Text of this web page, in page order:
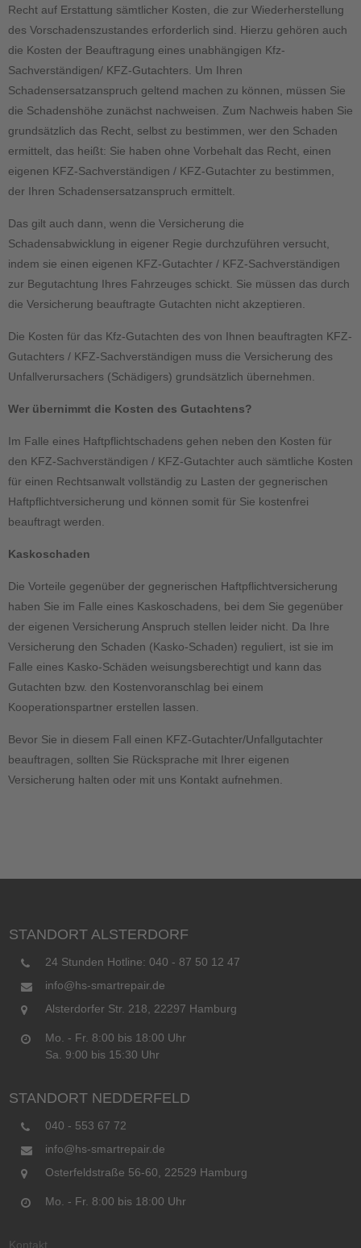
Recht auf Erstattung sämtlicher Kosten, die zur Wiederherstellung
des Vorschadenszustandes erforderlich sind. Hierzu gehören auch
die Kosten der Beauftragung eines unabhängigen Kfz-
Sachverständigen/ KFZ-Gutachters. Um Ihren
Schadensersatzanspruch geltend machen zu können, müssen Sie
die Schadenshöhe zunächst nachweisen. Zum Nachweis haben Sie
grundsätzlich das Recht, selbst zu bestimmen, wer den Schaden
ermittelt, das heißt: Sie haben ohne Vorbehalt das Recht, einen
eigenen KFZ-Sachverständigen / KFZ-Gutachter zu bestimmen,
der Ihren Schadensersatzanspruch ermittelt.
Das gilt auch dann, wenn die Versicherung die
Schadensabwicklung in eigener Regie durchzuführen versucht,
indem sie einen eigenen KFZ-Gutachter / KFZ-Sachverständigen
zur Begutachtung Ihres Fahrzeuges schickt. Sie müssen das durch
die Versicherung beauftragte Gutachten nicht akzeptieren.
Die Kosten für das Kfz-Gutachten des von Ihnen beauftragten KFZ-
Gutachters / KFZ-Sachverständigen muss die Versicherung des
Unfallverursachers (Schädigers) grundsätzlich übernehmen.
Wer übernimmt die Kosten des Gutachtens?
Im Falle eines Haftpflichtschadens gehen neben den Kosten für
den KFZ-Sachverständigen / KFZ-Gutachter auch sämtliche Kosten
für einen Rechtsanwalt vollständig zu Lasten der gegnerischen
Haftpflichtversicherung und können somit für Sie kostenfrei
beauftragt werden.
Kaskoschaden
Die Vorteile gegenüber der gegnerischen Haftpflichtversicherung
haben Sie im Falle eines Kaskoschadens, bei dem Sie gegenüber
der eigenen Versicherung Anspruch stellen leider nicht. Da Ihre
Versicherung den Schaden (Kasko-Schaden) reguliert, ist sie im
Falle eines Kasko-Schäden weisungsberechtigt und kann das
Gutachten bzw. den Kostenvoranschlag bei einem
Kooperationspartner erstellen lassen.
Bevor Sie in diesem Fall einen KFZ-Gutachter/Unfallgutachter
beauftragen, sollten Sie Rücksprache mit Ihrer eigenen
Versicherung halten oder mit uns Kontakt aufnehmen.
STANDORT ALSTERDORF
24 Stunden Hotline: 040 - 87 50 12 47
info@hs-smartrepair.de
Alsterdorfer Str. 218, 22297 Hamburg
Mo. - Fr. 8:00 bis 18:00 Uhr
Sa. 9:00 bis 15:30 Uhr
STANDORT NEDDERFELD
040 - 553 67 72
info@hs-smartrepair.de
Osterfeldstraße 56-60, 22529 Hamburg
Mo. - Fr. 8:00 bis 18:00 Uhr
Kontakt